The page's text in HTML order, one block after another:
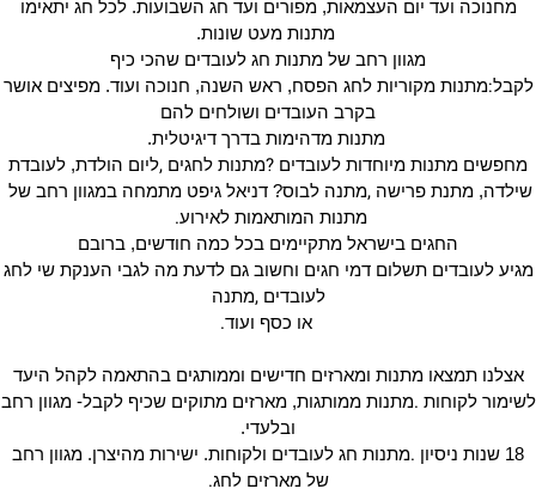
מחנוכה ועד יום העצמאות, מפורים ועד חג השבועות. לכל חג יתאימו
מתנות מעט שונות.
מגוון רחב של מתנות חג לעובדים שהכי כיף
לקבל:מתנות מקוריות לחג הפסח, ראש השנה, חנוכה ועוד. מפיצים אושר
בקרב העובדים ושולחים להם
מתנות מדהימות בדרך דיגיטלית.
מחפשים מתנות מיוחדות לעובדים ?מתנות לחגים ,ליום הולדת, לעובדת
שילדה, מתנת פרישה ,מתנה לבוס? דניאל גיפט מתמחה במגוון רחב של
מתנות המותאמות לאירוע.
החגים בישראל מתקיימים בכל כמה חודשים, ברובם
מגיע לעובדים תשלום דמי חגים וחשוב גם לדעת מה לגבי הענקת שי לחג
לעובדים ,מתנה
או כסף ועוד.
אצלנו תמצאו מתנות ומארזים חדישים וממותגים בהתאמה לקהל היעד
לשימור לקוחות .מתנות ממותגות, מארזים מתוקים שכיף לקבל- מגוון רחב
ובלעדי.
18 שנות ניסיון
.מתנות חג לעובדים ולקוחות. ישירות מהיצרן. מגוון רחב
של מארזים לחג.